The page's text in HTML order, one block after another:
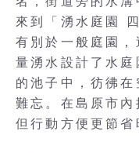
來到「湧水庭園
有別於一般庭園
量湧水設計了水
的池子中，彷彿
難忘。在島原市
但行動方便更節省